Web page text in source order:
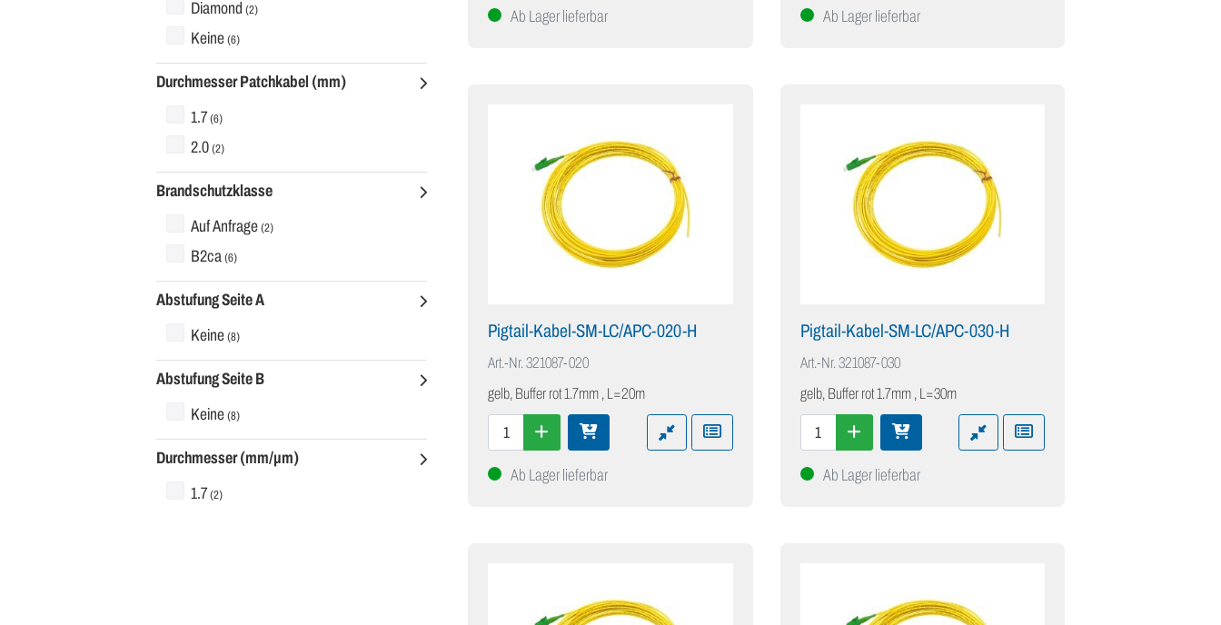
Diamond (2)
Keine (6)
Durchmesser Patchkabel (mm)
1.7(6)
2.0 (2)
Brandschutzklasse
Auf Anfrage (2)
B2ca (6)
Abstufung Seite A
Keine (8)
Abstufung Seite B
Keine (8)
Durchmesser (mm/µm)
1.7(2)
Ab Lager lieferbar Ab Lager lieferbar
Pigtail-Kabel-SM-LC/APC-020-H
Art.-Nr.321087-020
gelb, Buffer rot 1.7mm , L=20m
Ab Lager lieferbar
Pigtail-Kabel-SM-LC/APC-030-H
Art.-Nr.321087-030
gelb, Buffer rot 1.7mm , L=30m
Ab Lager lieferbar